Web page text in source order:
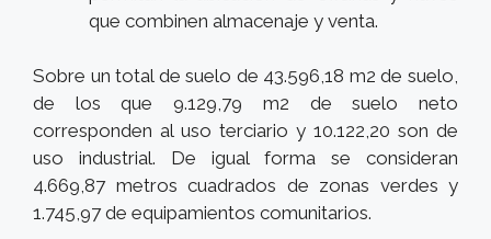
que combinen almacenaje y venta.
Sobre un total de suelo de 43.596,18 m2 de suelo,
de los que 9.129,79 m2 de suelo neto
corresponden al uso terciario y 10.122,20 son de
uso industrial. De igual forma se consideran
4.669,87 metros cuadrados de zonas verdes y
1.745,97 de equipamientos comunitarios.